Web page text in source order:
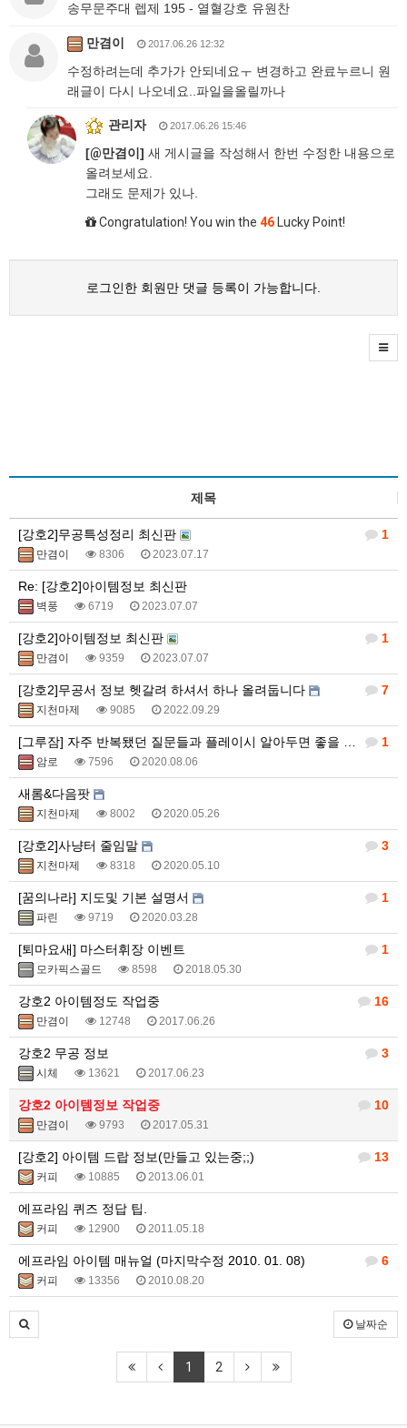
송무문주대 렙제 195 - 열혈강호 유원찬
만겸이 2017.06.26 12:32
수정하려는데 추가가 안되네요ㅜ 변경하고 완료누르니 원
래글이 다시 나오네요..파일을올릴까나
관리자 2017.06.26 15:46
[@만겸이] 새 게시글을 작성해서 한번 수정한 내용으로
올려보세요.
그래도 문제가 있나.
Congratulation! You win the 46 Lucky Point!
로그인한 회원만 댓글 등록이 가능합니다.
제목
1
[강호2]무공특성정리 최신판
만겸이 8306 2023.07.17
Re: [강호2]아이템정보 최신판
벽풍 6719 2023.07.07
1
[강호2]아이템정보 최신판
만겸이 9359 2023.07.07
7
[강호2]무공서 정보 헷갈려 하셔서 하나 올려둡니다
지천마제 9085 2022.09.29
1
[그루잠] 자주 반복됐던 질문들과 플레이시 알아두면 좋을 내용 모아봤습니다.
암로 7596 2020.08.06
새롬&다음팟
지천마제 8002 2020.05.26
3
[강호2]사냥터 줄임말
지천마제 8318 2020.05.10
1
[꿈의나라] 지도및 기본 설명서
파린 9719 2020.03.28
1
[퇴마요새] 마스터휘장 이벤트
모카픽스골드 8598 2018.05.30
16
강호2 아이템정도 작업중
만겸이 12748 2017.06.26
3
강호2 무공 정보
시체 13621 2017.06.23
10
강호2 아이템정보 작업중
만겸이 9793 2017.05.31
13
[강호2] 아이템 드랍 정보(만들고 있는중;;)
커피 10885 2013.06.01
에프라임 퀴즈 정답 팁.
커피 12900 2011.05.18
6
에프라임 아이템 매뉴얼 (마지막수정 2010. 01. 08)
커피 13356 2010.08.20
날짜순
1 2